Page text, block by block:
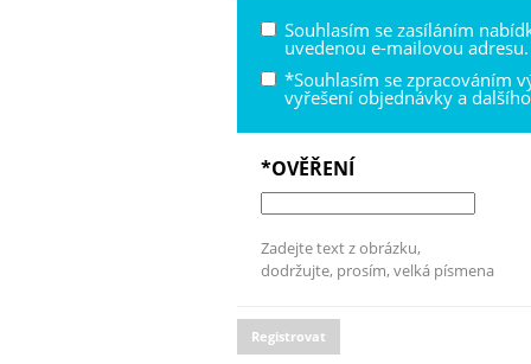
Souhlasím se zasíláním
uvedenou e-mailovou adresu.
*Souhlasím se zpracováním
vyřešení objednávky a
*OVĚŘENÍ
Zadejte text z obrázku,
dodržujte, prosím, velká písmena
Registrovat